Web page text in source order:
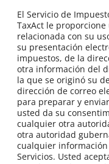
El Servicio de
TaxAct le
relacionada con su
su presentación
impuestos, de la
otra información del
la que se originó su
dirección de correo
para preparar y
usted da su
cualquier otra
otra autoridad
cualquier
Servicios. Usted